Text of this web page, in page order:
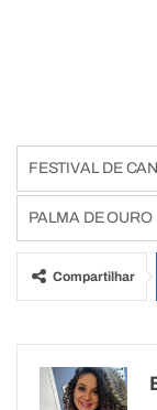
FESTIVAL DE
PALMA DE OURO
Compartilhar